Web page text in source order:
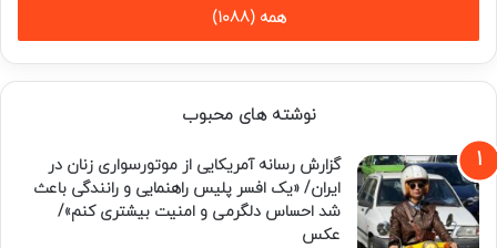
همه (1088)
نوشته های محبوب
گزارش رسانه آمریکایی از موتورسواری زنان در
ایران/ «یک افسر پلیس راهنمایی و رانندگی باعث
شد احساس دلگرمی و امنیت بیشتری کنم»/
عکس